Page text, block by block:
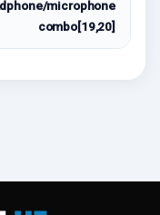
microphone
combo[19,20]